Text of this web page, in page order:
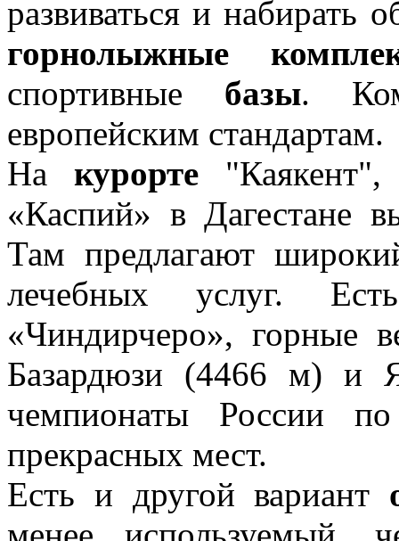
развиваться и набирать
горнолыжные
спортивные базы.
европейским стандартам.
На курорте
«Каспий» в Дагестане
Там предлагают
лечебных услуг.
«Чиндирчеро», горные
Базардюзи (4466 м) и
чемпионаты России
прекрасных мест.
Есть и другой вариант